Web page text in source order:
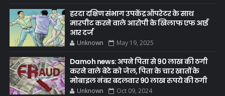
हरदा दक्षिण संभाग उपकेंद्र ऑपरेटर के साथ
मारपीट करने वाले आरोपी के खिलाफ एफ आई
आर दर्ज
Unknown May 19, 2025
Damoh news: अपने पिता से 90 लाख की ठगी
करने वाले बेटे को जेल, पिता के चार खातों के
मोबाइल नंबर बदलवार 90 लाख रुपये की ठगी
Unknown Oct 09, 2024